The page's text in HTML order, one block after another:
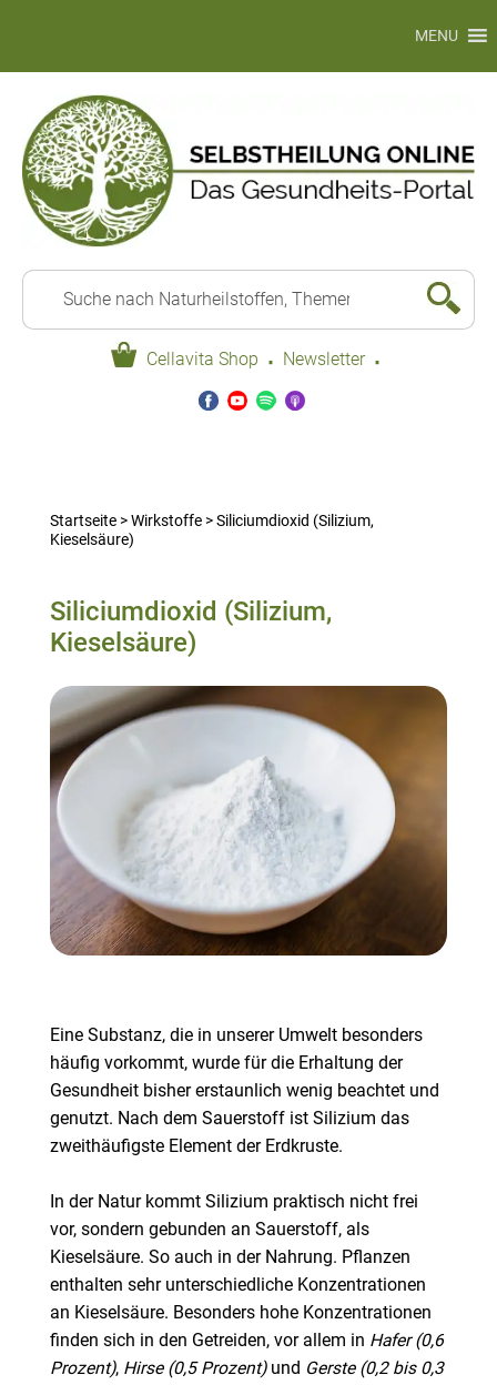
Cellavita Shop · Newsletter ·
MENU
Startseite>Wirkstoffe>Siliciumdioxid (Silizium,
Kieselsäure)
Siliciumdioxid (Silizium,
Kieselsäure)
Eine Substanz, die in unserer Umwelt besonders
häufig vorkommt, wurde für die Erhaltung der
Gesundheit bisher erstaunlich wenig beachtet und
genutzt. Nach dem Sauerstoff ist Silizium das
zweithäufigste Element der Erdkruste.
In der Natur kommt Silizium praktisch nicht frei
vor, sondern gebunden an Sauerstoff, als
Kieselsäure. So auch in der Nahrung. Pflanzen
enthalten sehr unterschiedliche Konzentrationen
an Kieselsäure. Besonders hohe Konzentrationen
finden sich in den Getreiden, vor allem in Hafer (0,6
Prozent), Hirse (0,5 Prozent)und Gerste (0,2 bis 0,3